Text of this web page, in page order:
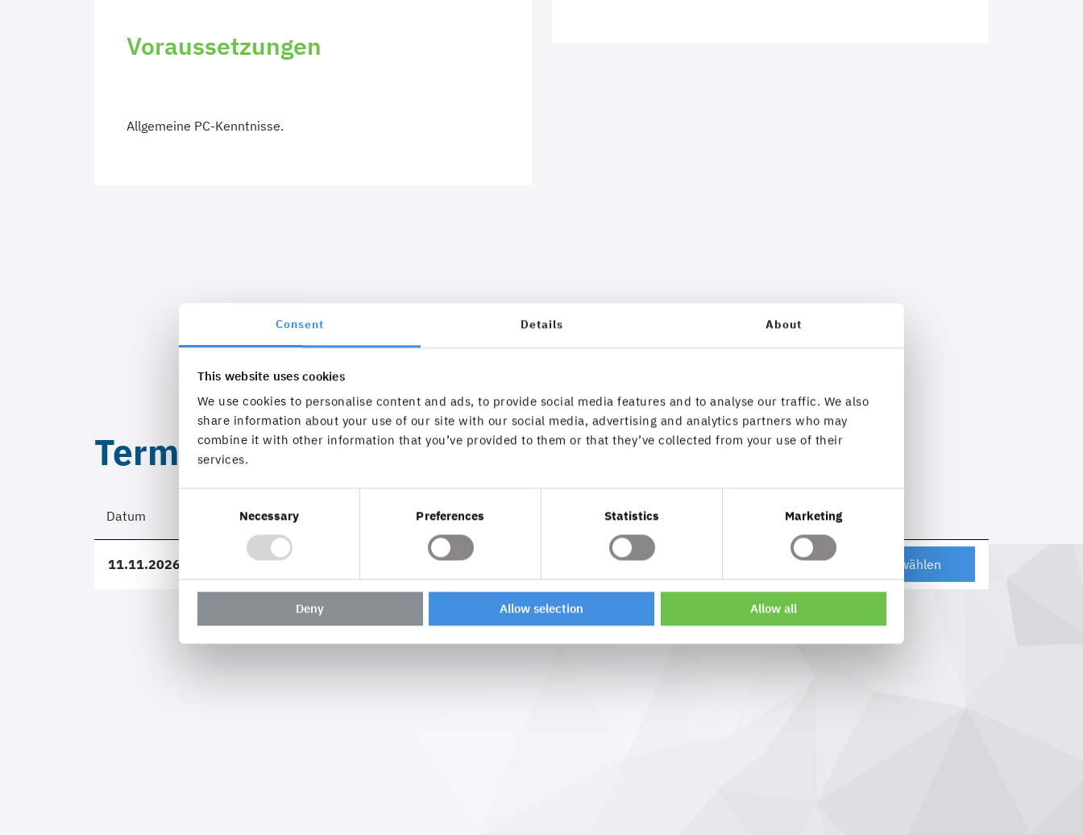
Consent Details About
This website uses cookies
We use cookies to personalise content and ads, to provide social media features and to analyse our traffic. We also
share information about your use of our site with our social media, advertising and analytics partners who may
combine it with other information that you’ve provided to them or that they’ve collected from your use of their
services.
Necessary Preferences Statistics Marketing
Deny Allow selection Allow all
Voraussetzungen
Allgemeine PC-Kenntnisse.
Termine
Datum Ort Preis (zzgl. MwSt.)
11.11.2026 - 12.11.2026 09:00 - 12:30 Uhr 550 € Auswählen